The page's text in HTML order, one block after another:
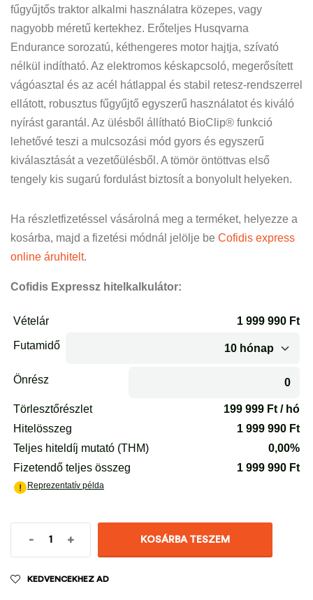
fűgyűjtős traktor alkalmi használatra közepes, vagy
nagyobb méretű kertekhez. Erőteljes Husqvarna
Endurance sorozatú, kéthengeres motor hajtja, szívató
nélkül indítható. Az elektromos késkapcsoló, megerősített
vágóasztal és az acél hátlappal és stabil retesz-rendszerrel
ellátott, robusztus fűgyűjtő egyszerű használatot és kiváló
nyírást garantál. Az ülésből állítható BioClip® funkció
lehetővé teszi a mulcsozási mód gyors és egyszerű
kiválasztását a vezetőülésből. A tömör öntöttvas első
tengely kis sugarú fordulást biztosít a bonyolult helyeken.
Ha részletfizetéssel vásárolná meg a terméket, helyezze a
kosárba, majd a fizetési módnál jelölje be Cofidis express
online áruhitelt.
Cofidis Expressz hitelkalkulátor:
- + KOSÁRBA TESZEM
KEDVENCEKHEZ AD